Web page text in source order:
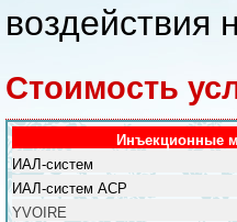
воздействия
Стоимость
Инъекционные
ИАЛ-систем
ИАЛ-систем АСР
YVOIRE